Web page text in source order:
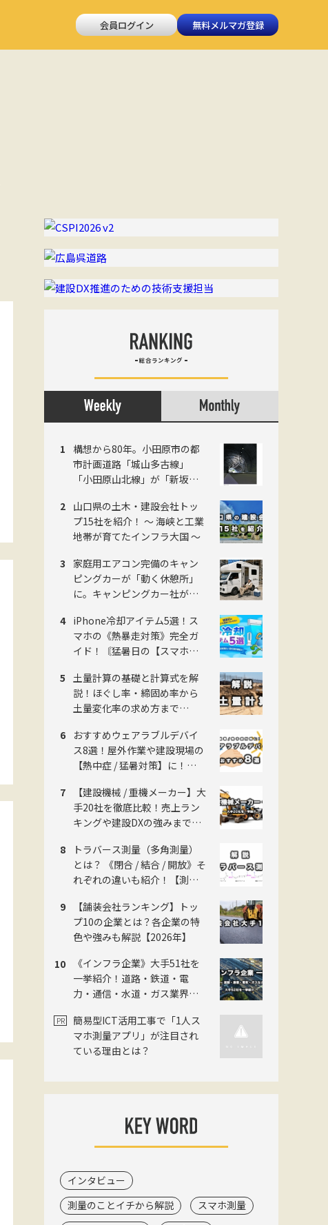
会員ログイン 無料メルマガ登録
総合ランキング
構想から80年。小田原市の都
市計画道路「城山多古線」
「小田原山北線」が「新坂下
地域の南北軸に
山口県の土木・建設会社トッ
プ15社を紹介！ 〜 海峡と工業
地帯が育てたインフラ大国 〜
家庭用エアコン完備のキャン
ピングカーが「動く休憩所」
に。キャンピングカー社が建
iPhone冷却アイテム5選！ス
マホの《熱暴走対策》完全ガ
イド！〘猛暑日の【スマホ測
土量計算の基礎と計算式を解
説！ほぐし率・締固め率から
土量変化率の求め方まで
おすすめウェアラブルデバイ
ス8選！屋外作業や建設現場の
【熱中症 / 猛暑対策】に！
【建設機械 / 重機メーカー】大
手20社を徹底比較！売上ラン
キングや建設DXの強みまで網
トラバース測量（多角測量）
とは？ 《閉合 / 結合 / 開放》そ
れぞれの違いも紹介！【測量
【舗装会社ランキング】トッ
プ10の企業とは？各企業の特
色や強みも解説【2026年】
《インフラ企業》大手51社を
一挙紹介！道路・鉄道・電
力・通信・水道・ガス業界の
も解説 【2026年】
簡易型ICT活用工事で「1人ス
マホ測量アプリ」が注目され
ている理由とは？
インタビュー
測量のことイチから解説
スマホ測量